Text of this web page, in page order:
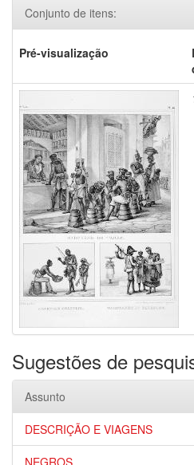
Conjunto de itens:
Pré-visualização
Sugestões de
Assunto
DESCRIÇÃO E VIAGENS
NEGROS